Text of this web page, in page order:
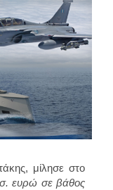
μίλησε στο
ευρώ σε βάθος